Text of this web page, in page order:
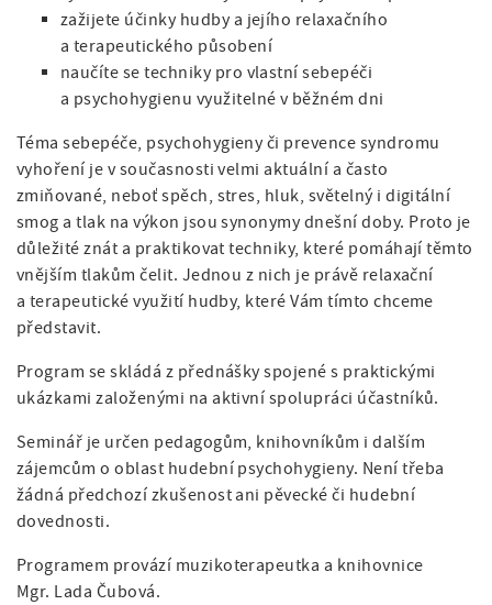
zažijete účinky hudby a jejího relaxačního
a terapeutického působení
naučíte se techniky pro vlastní sebepéči
a psychohygienu využitelné v běžném dni
Téma sebepéče, psychohygieny či prevence syndromu
vyhoření je v současnosti velmi aktuální a často
zmiňované, neboť spěch, stres, hluk, světelný i digitální
smog a tlak na výkon jsou synonymy dnešní doby. Proto je
důležité znát a praktikovat techniky, které pomáhají těmto
vnějším tlakům čelit. Jednou z nich je právě relaxační
a terapeutické využití hudby, které Vám tímto chceme
představit.
Program se skládá z přednášky spojené s praktickými
ukázkami založenými na aktivní spolupráci účastníků.
Seminář je určen pedagogům, knihovníkům i dalším
zájemcům o oblast hudební psychohygieny. Není třeba
žádná předchozí zkušenost ani pěvecké či hudební
dovednosti.
Programem provází muzikoterapeutka a knihovnice
Mgr. Lada Čubová.